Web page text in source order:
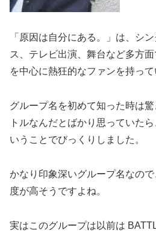
「原因は自分にある。」は、シ
ス、テレビ出演、舞台など多方
を中心に熱狂的なファンを持って
グループ名を初めて知った時は
トルなんだとばかり思っていた
いうことでびっくりしました。
かなり印象深いグループ名なの
度が高そうですよね。
実はこのグループは以前は